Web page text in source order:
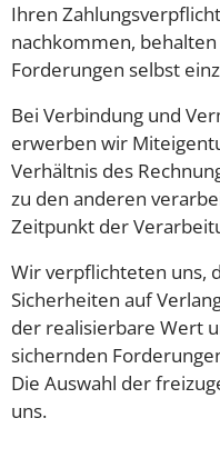
Ihren
nachkommen,
Forderungen selbst
Bei Verbindung und
erwerben wir
Verhältnis des
zu den anderen
Zeitpunkt der
Wir verpflichteten uns,
Sicherheiten auf
der realisierbare Wert
sichernden
Die Auswahl der
uns.